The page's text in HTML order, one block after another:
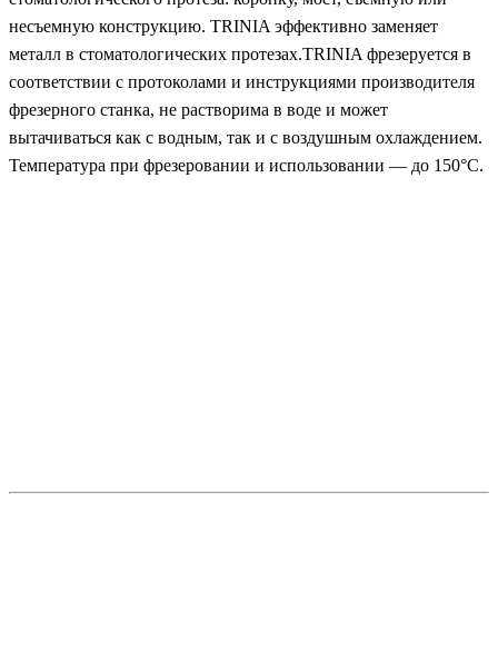
несъемную конструкцию. TRINIA эффективно заменяет
металл в стоматологических протезах.TRINIA фрезеруется в
соответствии с протоколами и инструкциями производителя
фрезерного станка, не растворима в воде и может
вытачиваться как с водным, так и с воздушным охлаждением.
Температура при фрезеровании и использовании — до 150°C.